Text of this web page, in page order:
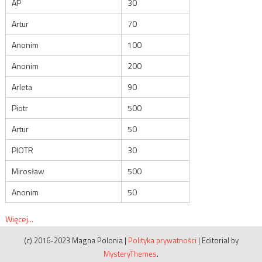
AP
30
Artur
70
Anonim
100
Anonim
200
Arleta
90
Piotr
500
Artur
50
PIOTR
30
Mirosław
500
Anonim
50
Więcej...
(c) 2016-2023 Magna Polonia | Polityka prywatności | Editorial by
MysteryThemes.